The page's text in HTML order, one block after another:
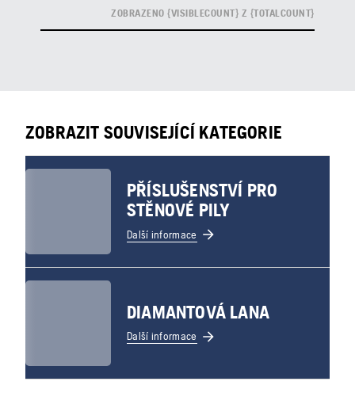
ZOBRAZENO {VISIBLECOUNT} Z {TOTALCOUNT}
ZOBRAZIT SOUVISEJÍCÍ KATEGORIE
PŘÍSLUŠENSTVÍ PRO
STĚNOVÉ PILY
Další informace
DIAMANTOVÁ LANA
Další informace